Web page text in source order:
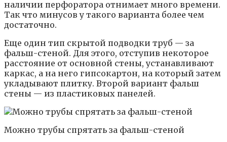
наличии перфоратора отнимает много времени.
Так что минусов у такого варианта более чем
достаточно.
Еще один тип скрытой подводки труб — за
фальш-стеной. Для этого, отступив некоторое
расстояние от основной стены, устанавливают
каркас, а на него гипсокартон, на который затем
укладывают плитку. Второй вариант фальш
стены — из пластиковых панелей.
Можно трубы спрятать за фальш-стеной